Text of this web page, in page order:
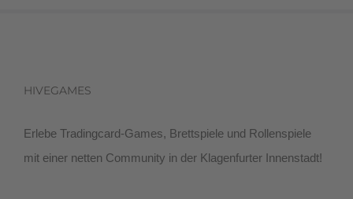
HIVEGAMES
Erlebe Tradingcard-Games, Brettspiele und Rollenspiele
mit einer netten Community in der Klagenfurter Innenstadt!